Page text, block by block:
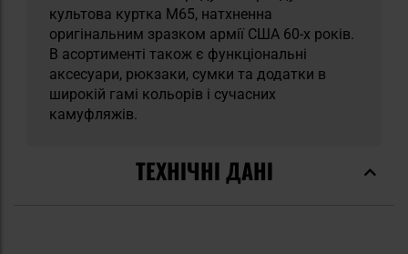
культова куртка M65, натхненна
оригінальним зразком армії США 60-х років.
В асортименті також є функціональні
аксесуари, рюкзаки, сумки та додатки в
широкій гамі кольорів і сучасних
камуфляжів.
ТЕХНІЧНІ ДАНІ